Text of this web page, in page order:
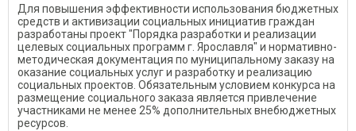
Для повышения эффективности использования бюджетных
средств и активизации социальных инициатив граждан
разработаны проект "Порядка разработки и реализации
целевых социальных программ г. Ярославля" и нормативно-
методическая документация по муниципальному заказу на
оказание социальных услуг и разработку и реализацию
социальных проектов. Обязательным условием конкурса на
размещение социального заказа является привлечение
участниками не менее 25% дополнительных внебюджетных
ресурсов.